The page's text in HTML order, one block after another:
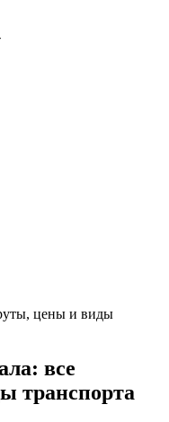
цены и виды
все
транспорта